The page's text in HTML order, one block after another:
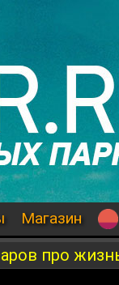
Магазин
про